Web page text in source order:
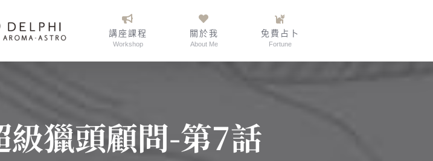
講座課程
Workshop
關於我
About Me
免費占卜
Fortune
獵頭顧問-第7話